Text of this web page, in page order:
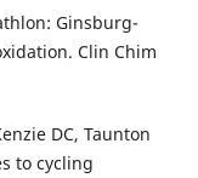
Ginsburg-
Clin Chim
DC, Taunton
to cycling